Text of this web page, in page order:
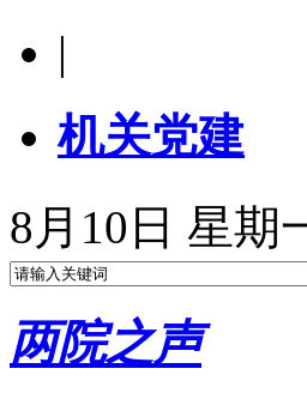
|
机关党建
8月10日 星期
两院之声